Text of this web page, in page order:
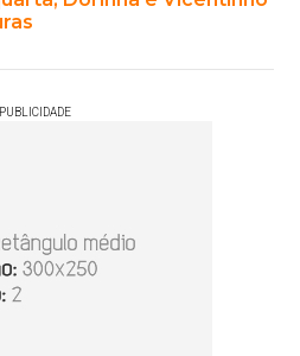
PUBLICIDADE